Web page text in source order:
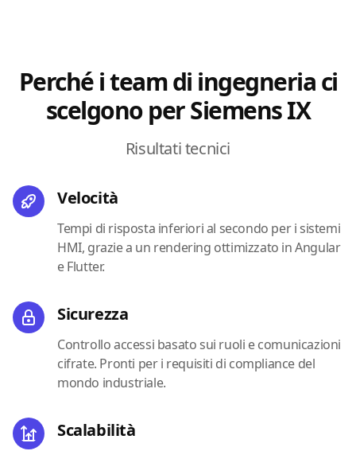
Perché i team di ingegneria ci
scelgono per Siemens IX
Risultati tecnici
Velocità
Tempi di risposta inferiori al secondo per i sistemi
HMI, grazie a un rendering ottimizzato in Angular
e Flutter.
Sicurezza
Controllo accessi basato sui ruoli e comunicazioni
cifrate. Pronti per i requisiti di compliance del
mondo industriale.
Scalabilità